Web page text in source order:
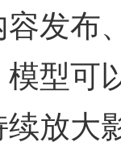
发布
型可
放大